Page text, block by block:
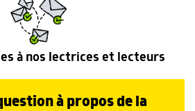
à nos lectrices et lecteurs
à propos de la